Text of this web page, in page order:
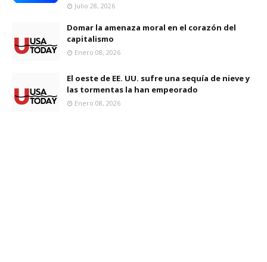
Julio 28, 2026
Domar la amenaza moral en el corazón del
capitalismo
Enero 08, 2026
El oeste de EE. UU. sufre una sequía de nieve y
las tormentas la han empeorado
Enero 08, 2026